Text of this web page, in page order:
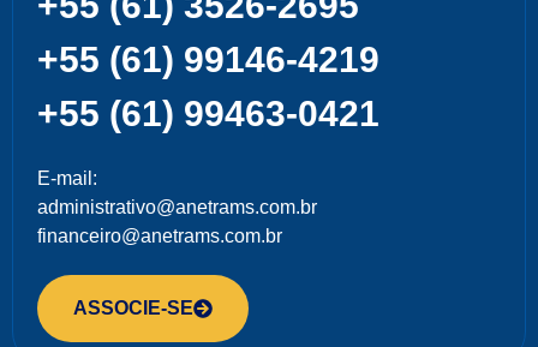
+55 (61) 99146-4219
+55 (61) 99463-0421
E-mail:
administrativo@anetrams.com.br
financeiro@anetrams.com.br
ASSOCIE-SE